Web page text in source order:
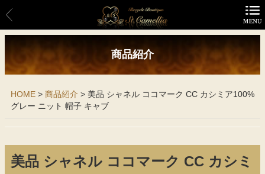
商品紹介
HOME > 商品紹介 > 美品 シャネル ココマーク CC カシミア100%
グレー ニット 帽子 キャブ
美品 シャネル ココマーク CC カシミ
商品紹介
CHANEL
FOXEY
HERMES